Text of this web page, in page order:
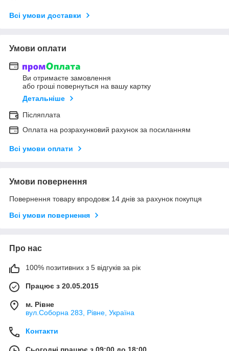
Всі умови доставки
Умови оплати
Ви отримаєте замовлення
або гроші повернуться на вашу картку
Детальніше
Післяплата
Оплата на розрахунковий рахунок за посиланням
Всі умови оплати
Умови повернення
Повернення товару впродовж 14 днів за рахунок покупця
Всі умови повернення
Про нас
100% позитивних з 5 відгуків за рік
Працює з 20.05.2015
м. Рівне
вул.Соборна 283, Рівне, Україна
Контакти